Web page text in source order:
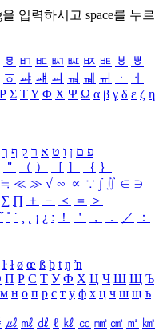
을 입력하시고 space를 누르
ㅱ ㅲ ㅳ ㅴ ㅵ ㅶ ㅷ ㅸ
ㅹ
ㆆ ㆇ ㆈ ㆉ ㆊ ㆋ ㆌ ㆍ
ㆎ
Ρ Σ ΤΥ Φ Χ Ψ Ω α β γ δ ε ζ η
פ ם ן ו ט א ר ק ף ך
＂ （ ） ［ ］ ｛ ｝
≒ ≪ ≫ √ ∽ ∝ ∵ ∫ ∬ ∈ ∋
∑ ∏ ＋ － ＜ ＝
＞
˝ ˚ ˙ ¸ ¡ ¿ ː ！ ＇ ， ． ／
：
ŀ ł ø œ ß þ ŧ ŋ ŉ
П Р С Т У Ф Х Ц Ч Ш Щ Ъ
м н о п р с т у ф х ц ч ш щ ъ
㎕ ㎖ ㎗ ℓ ㎘ ㏄ ㎣ ㎤ ㎥ ㎦